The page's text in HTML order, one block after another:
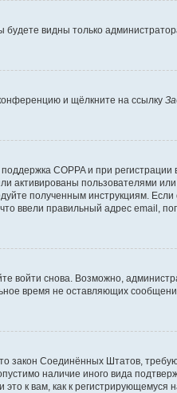
будете видны только
и щёлкните на ссылку
COPPA и при регистрации
активированы пользователями
полученным инструкциям.
ввели правильный адрес email,
войти снова. Возможно,
время не оставляющих
закон Соединённых Штатов,
наличие иного вида
к вам, как к регистрирующемуся